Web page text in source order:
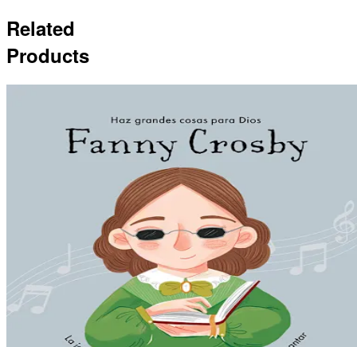
Related
Products